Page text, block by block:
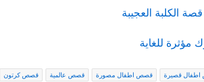
الكلبة العجيبة
قصيرة قصص اطفال مصورة قصص عالمية قصص كرتون